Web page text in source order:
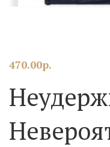
470.00р.